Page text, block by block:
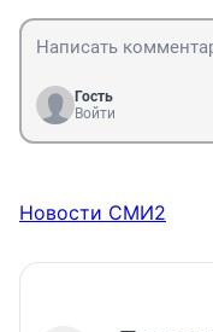
Гость
Войти
Новости СМИ2